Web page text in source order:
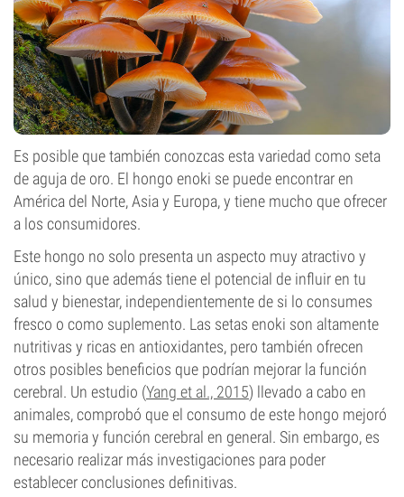
Es posible que también conozcas esta variedad como seta
de aguja de oro. El hongo enoki se puede encontrar en
América del Norte, Asia y Europa, y tiene mucho que ofrecer
a los consumidores.
Este hongo no solo presenta un aspecto muy atractivo y
único, sino que además tiene el potencial de influir en tu
salud y bienestar, independientemente de si lo consumes
fresco o como suplemento. Las setas enoki son altamente
nutritivas y ricas en antioxidantes, pero también ofrecen
otros posibles beneficios que podrían mejorar la función
cerebral. Un estudio (Yang et al., 2015) llevado a cabo en
animales, comprobó que el consumo de este hongo mejoró
su memoria y función cerebral en general. Sin embargo, es
necesario realizar más investigaciones para poder
establecer conclusiones definitivas.